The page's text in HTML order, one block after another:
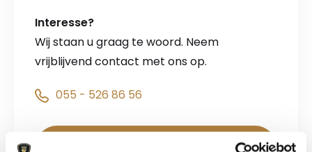
Interesse?
Wij staan u graag te woord. Neem
vrijblijvend contact met ons op.
055 - 526 86 56